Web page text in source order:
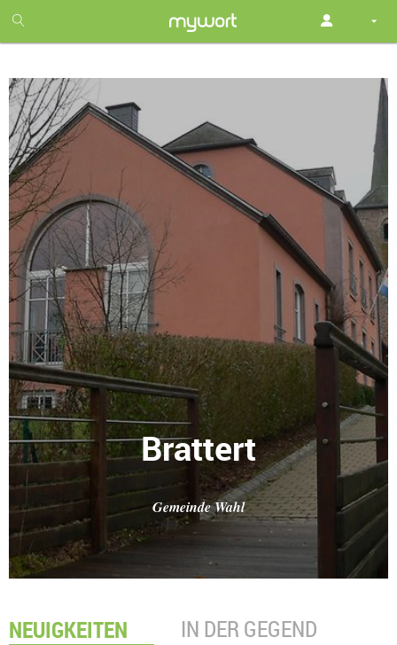
month
free
Brattert
Gemeinde Wahl
NEUIGKEITEN IN DER GEGEND